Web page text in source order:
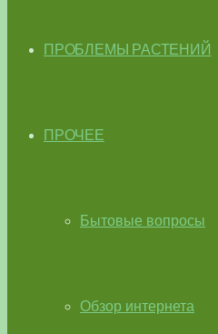
ПРОБЛЕМЫ РАСТЕНИЙ
ПРОЧЕЕ
Бытовые вопросы
Обзор интернета